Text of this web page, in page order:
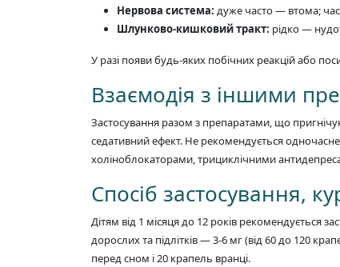
Нервова система: дуже часто — втома;
Шлунково-кишковий тракт: рідко —
У разі появи будь-яких побічних реакцій або
Взаємодія з іншими
Застосування разом з препаратами, що
седативний ефект. Не рекомендується
холіноблокаторами, трициклічними
Спосіб застосування,
Дітям від 1 місяця до 12 років рекомендується
дорослих та підлітків — 3-6 мг (від 60 до 120
перед сном і 20 крапель вранці.